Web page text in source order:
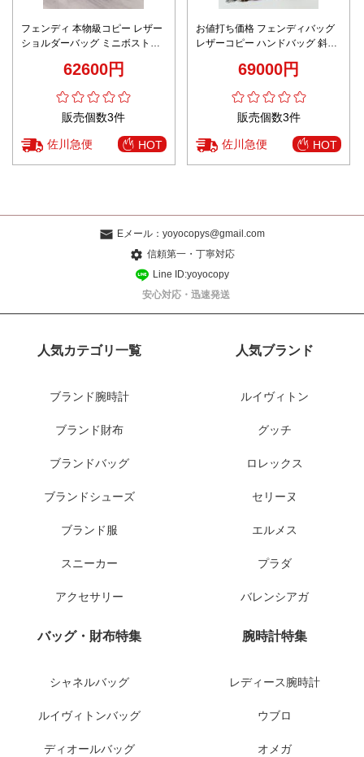
フェンディ 本物級コピー レザー
ショルダーバッグ ミニボストン
62600円
販売個数3件
佐川急便 HOT
お値打ち価格 フェンディバッグ
レザーコピー ハンドバッグ 斜め
69000円
販売個数3件
佐川急便 HOT
Eメール： yoyocopys@gmail.com
信頼第一・丁寧対応
Line ID:yoyocopy
安心対応・迅速発送
人気カテゴリ一覧
ブランド腕時計
ブランド財布
ブランドバッグ
ブランドシューズ
ブランド服
スニーカー
アクセサリー
人気ブランド
ルイヴィトン
グッチ
ロレックス
セリーヌ
エルメス
プラダ
バレンシアガ
バッグ・財布特集
シャネルバッグ
ルイヴィトンバッグ
ディオールバッグ
腕時計特集
レディース腕時計
ウブロ
オメガ